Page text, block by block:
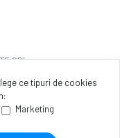
SRL
ce tipuri de cookies
Marketing